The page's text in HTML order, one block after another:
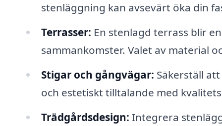
stenläggning kan avsevärt öka din
Terrasser: En stenlagd terrass blir
sammankomster. Valet av material
Stigar och gångvägar: Säkerställ
och estetiskt tilltalande med
Trädgårdsdesign: Integrera